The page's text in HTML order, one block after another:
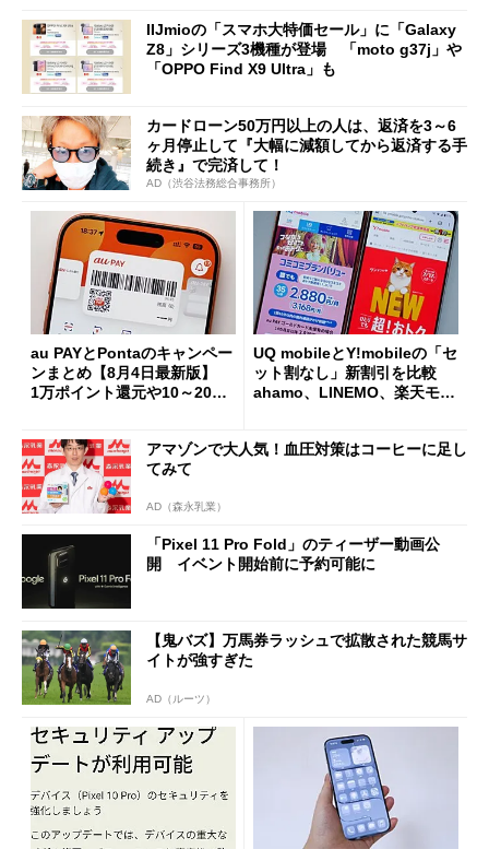
IIJmioの「スマホ大特価セール」に「Galaxy
Z8」シリーズ3機種が登場 「moto g37j」や
「OPPO Find X9 Ultra」も
カードローン50万円以上の人は、返済を3～6
ヶ月停止して『大幅に減額してから返済する手
続き』で完済して！
AD（渋谷法務総合事務所）
au PAYとPontaのキャンペー
ンまとめ【8月4日最新版】
1万ポイント還元や10～20％
UQ mobileとY!mobileの「セ
ット割なし」新割引を比較
ahamo、LINEMO、楽天モバ
アマゾンで大人気！血圧対策はコーヒーに足し
てみて
AD（森永乳業）
「Pixel 11 Pro Fold」のティーザー動画公
開 イベント開始前に予約可能に
【鬼バズ】万馬券ラッシュで拡散された競馬サ
イトが強すぎた
AD（ルーツ）